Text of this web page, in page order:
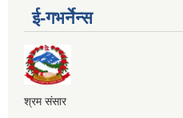
ई-गभर्नेन्स
श्रम संसार